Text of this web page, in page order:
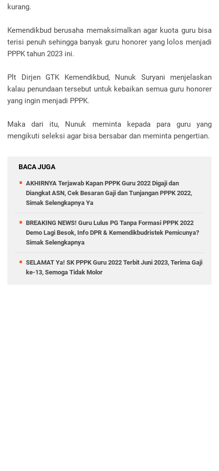
kurang.
Kemendikbud berusaha memaksimalkan agar kuota guru bisa
terisi penuh sehingga banyak guru honorer yang lolos menjadi
PPPK tahun 2023 ini.
Plt Dirjen GTK Kemendikbud, Nunuk Suryani menjelaskan
kalau penundaan tersebut untuk kebaikan semua guru honorer
yang ingin menjadi PPPK.
Maka dari itu, Nunuk meminta kepada para guru yang
mengikuti seleksi agar bisa bersabar dan meminta pengertian.
BACA JUGA
AKHIRNYA Terjawab Kapan PPPK Guru 2022 Digaji dan
Diangkat ASN, Cek Besaran Gaji dan Tunjangan PPPK 2022,
Simak Selengkapnya Ya
BREAKING NEWS! Guru Lulus PG Tanpa Formasi PPPK 2022
Demo Lagi Besok, Info DPR & Kemendikbudristek Pemicunya?
Simak Selengkapnya
SELAMAT Ya! SK PPPK Guru 2022 Terbit Juni 2023, Terima Gaji
ke-13, Semoga Tidak Molor